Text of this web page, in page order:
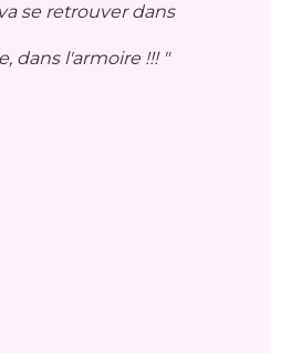
se retrouver dans
dans l'armoire !!! "